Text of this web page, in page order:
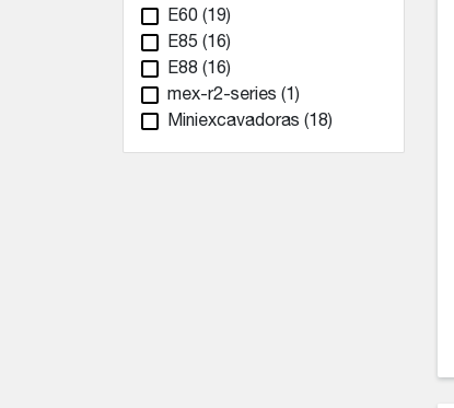
E60 (19)
E85 (16)
E88 (16)
mex-r2-series (1)
Miniexcavadoras (18)